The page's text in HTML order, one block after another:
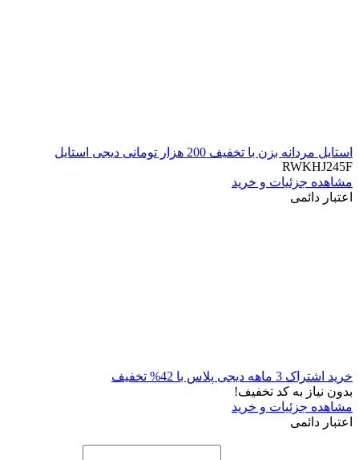
استایل مردانه بزن با تخفیف 200 هزار تومانی دیجی استایل
RWKHJ245F
مشاهده جزئیات و خرید
اعتبار دائمی
خرید اشتراک 3 ماهه دیجی پلاس با 42% تخفیف
بدون نیاز به کد تخفیف!
مشاهده جزئیات و خرید
اعتبار دائمی